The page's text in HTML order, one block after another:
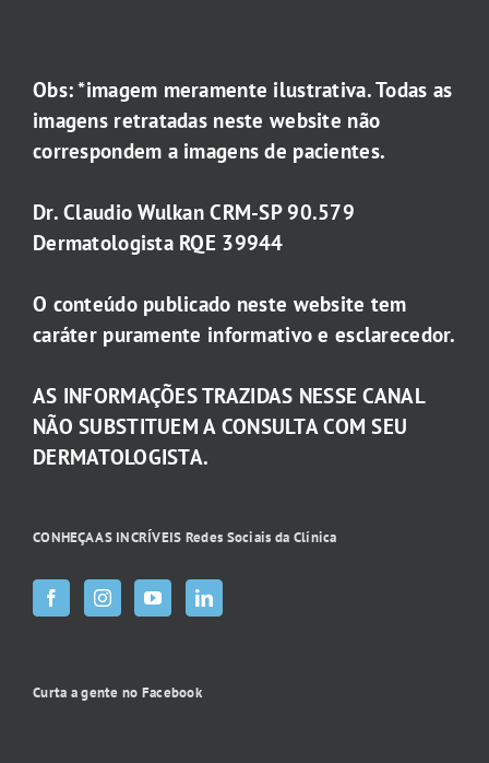
Obs: *imagem meramente ilustrativa. Todas as
imagens retratadas neste website não
correspondem a imagens de pacientes.
Dr. Claudio Wulkan CRM-SP 90.579
Dermatologista RQE 39944
O conteúdo publicado neste website tem
caráter puramente informativo e esclarecedor.
AS INFORMAÇÕES TRAZIDAS NESSE CANAL
NÃO SUBSTITUEM A CONSULTA COM SEU
DERMATOLOGISTA.
CONHEÇA AS INCRÍVEIS Redes Sociais da Clínica
Curta a gente no Facebook